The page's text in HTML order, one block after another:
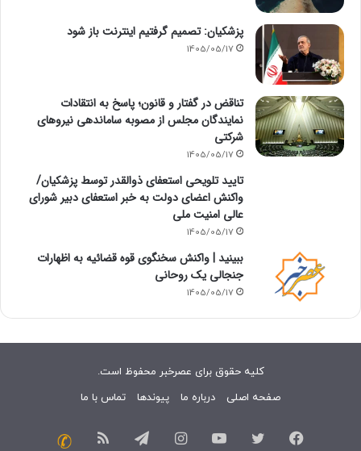
پزشکیان: تصمیم گرفتیم اینترنت باز شود
1405/05/17
تناقض در گفتار و قانون؛ پاسخ به انتقادات
نمایندگان مجلس از مصوبه ساماندهی نیروهای
شرکتی
1405/05/17
تایید تلویحی استعفای ذوالقدر توسط پزشکیان/
واکنش اعضای دولت به خبر استعفای دبیر شورای
عالی امنیت ملی
1405/05/17
ببینید | واکنش سخنگوی قوه قضائیه به اظهارات
جنجالی یک روحانی
1405/05/17
کلیه حقوق برای عصرخبر محفوظ است.
صفحه اصلی
درباره ما پیوندها تماس با ما
فیسبوک توییتر یوتیوب اینستاگرامتلگرام خوراک